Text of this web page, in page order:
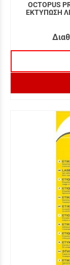
OCTOPUS
ΕΚΤΥΠΩΣΗ